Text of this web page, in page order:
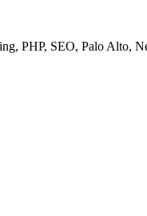
PHP, SEO, Palo Alto,